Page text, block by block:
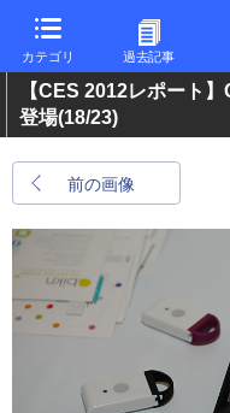
カテゴリ 過去記事
【CES 2012レポート
登場(18/23)
前の画像